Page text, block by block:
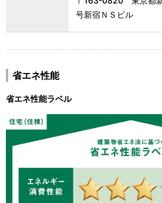
号新宿ＮＳビル
省エネ性能
省エネ性能ラベル